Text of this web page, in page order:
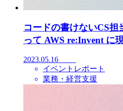
コードの書けないCS担
って AWS re:Invent に
2023.05.16
イベントレポート
業務・経営支援